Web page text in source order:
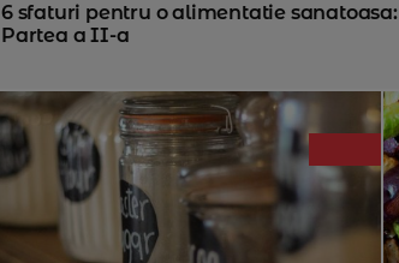
6 sfaturi pentru o alimentatie sanatoasa:
Partea a II-a